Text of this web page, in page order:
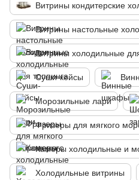
Витрины кондитерские
Витрины настольные
Витрины холодильные
Суши-кейсы
Морозильные лари
Фризеры для мягкого
Камеры холодильные и
Холодильные витрины